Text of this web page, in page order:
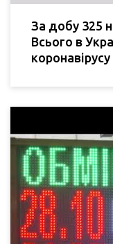
За добу 325
Всього в
коронавірусу